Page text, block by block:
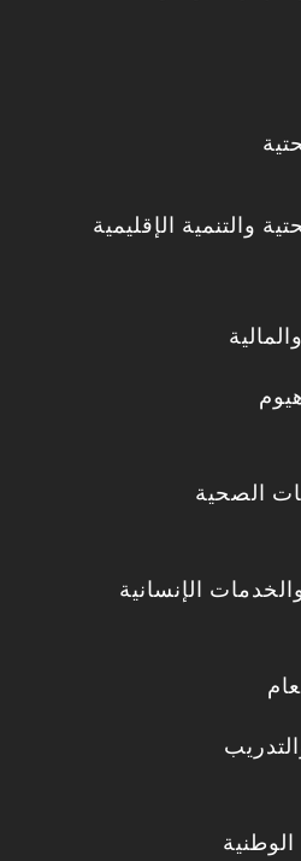
والتنمية الإقليمية
الصحية
الإنسانية
الوطنية